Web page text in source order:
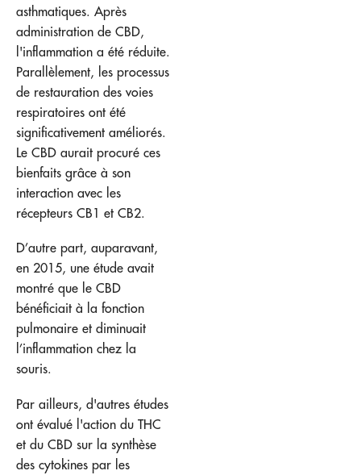
asthmatiques. Après
administration de CBD,
l'inflammation a été réduite.
Parallèlement, les processus
de restauration des voies
respiratoires ont été
significativement améliorés.
Le CBD aurait procuré ces
bienfaits grâce à son
interaction avec les
récepteurs CB1 et CB2.
D’autre part, auparavant,
en 2015, une étude avait
montré que le CBD
bénéficiait à la fonction
pulmonaire et diminuait
l’inflammation chez la
souris.
Par ailleurs, d'autres études
ont évalué l'action du THC
et du CBD sur la synthèse
des cytokines par les